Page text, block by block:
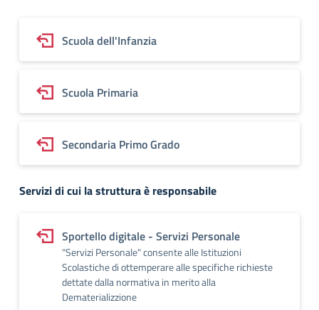
Scuola dell'Infanzia
Scuola Primaria
Secondaria Primo Grado
Servizi di cui la struttura è responsabile
Sportello digitale - Servizi Personale
"Servizi Personale" consente alle Istituzioni
Scolastiche di ottemperare alle specifiche richieste
dettate dalla normativa in merito alla
Dematerializzione